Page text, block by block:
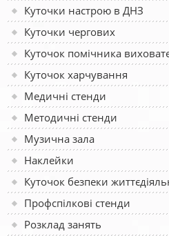
Куточки настрою в ДНЗ
Куточки чергових
Куточок помічника
Куточок харчування
Медичні стенди
Методичні стенди
Музична зала
Наклейки
Куточок безпеки
Профспілкові стенди
Розклад занять